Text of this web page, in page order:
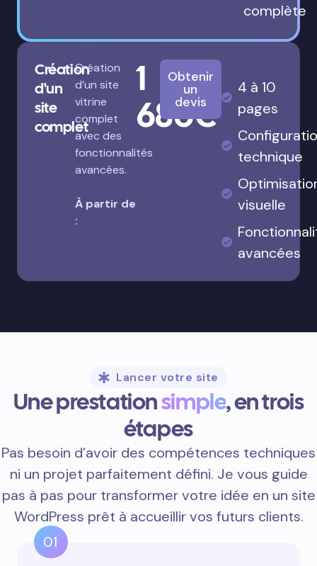
complète
Création
d'un
site
complet
Création
d’un site
vitrine
complet
avec des
fonctionnalités
avancées.
À partir de
:
1
680€
Obtenir
un
devis
4 à 10
pages
technique
visuelle
avancées
Lancer votre site
Une prestationsimple, en trois
étapes
Pas besoin d’avoir des compétences techniques
ni un projet parfaitement défini. Je vous guide
pas à pas pour transformer votre idée en un site
WordPress prêt à accueillir vos futurs clients.
01